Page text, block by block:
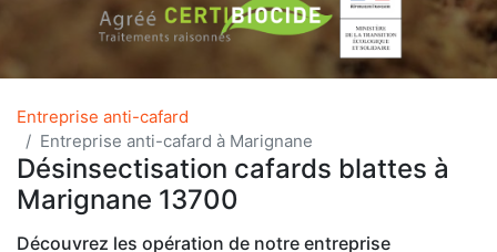
Entreprise anti-cafard
Entreprise anti-cafard à Marignane
Désinsectisation cafards blattes à
Marignane 13700
Découvrez les opération de notre entreprise